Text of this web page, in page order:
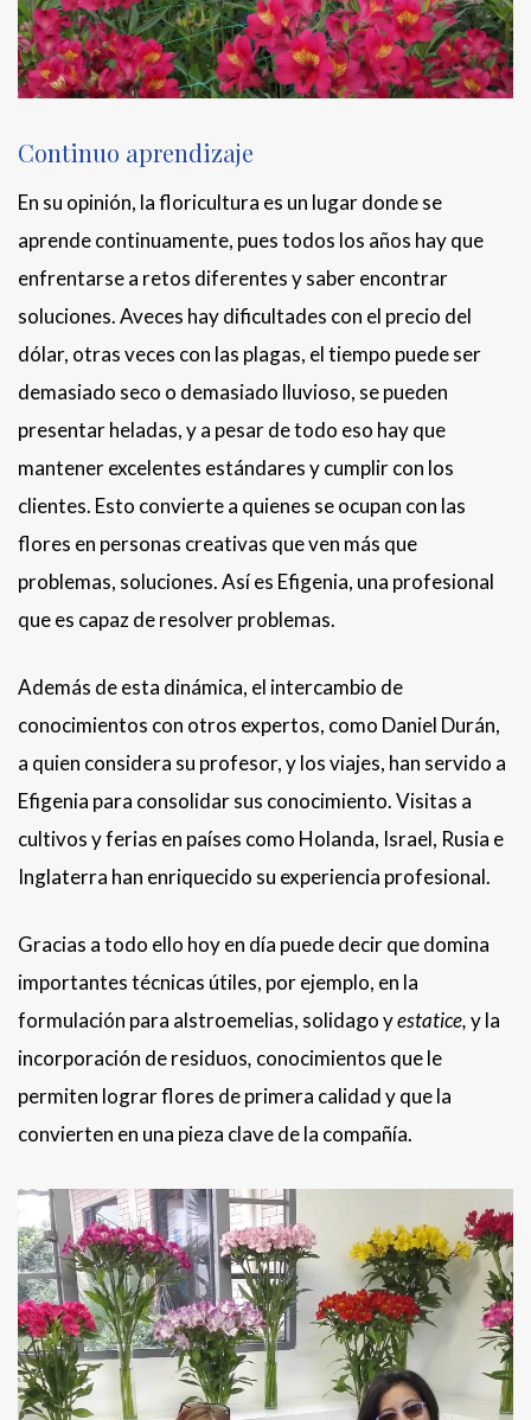
Continuo aprendizaje
En su opinión, la floricultura es un lugar donde se
aprende continuamente, pues todos los años hay que
enfrentarse a retos diferentes y saber encontrar
soluciones. Aveces hay dificultades con el precio del
dólar, otras veces con las plagas, el tiempo puede ser
demasiado seco o demasiado lluvioso, se pueden
presentar heladas, y a pesar de todo eso hay que
mantener excelentes estándares y cumplir con los
clientes. Esto convierte a quienes se ocupan con las
flores en personas creativas que ven más que
problemas, soluciones. Así es Efigenia, una profesional
que es capaz de resolver problemas.
Además de esta dinámica, el intercambio de
conocimientos con otros expertos, como Daniel Durán,
a quien considera su profesor, y los viajes, han servido a
Efigenia para consolidar sus conocimiento. Visitas a
cultivos y ferias en países como Holanda, Israel, Rusia e
Inglaterra han enriquecido su experiencia profesional.
Gracias a todo ello hoy en día puede decir que domina
importantes técnicas útiles, por ejemplo, en la
formulación para alstroemelias, solidago yestatice,y la
incorporación de residuos, conocimientos que le
permiten lograr flores de primera calidad y que la
convierten en una pieza clave de la compañía.